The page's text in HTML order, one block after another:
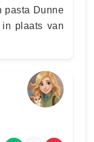
pasta Dunne
in plaats van